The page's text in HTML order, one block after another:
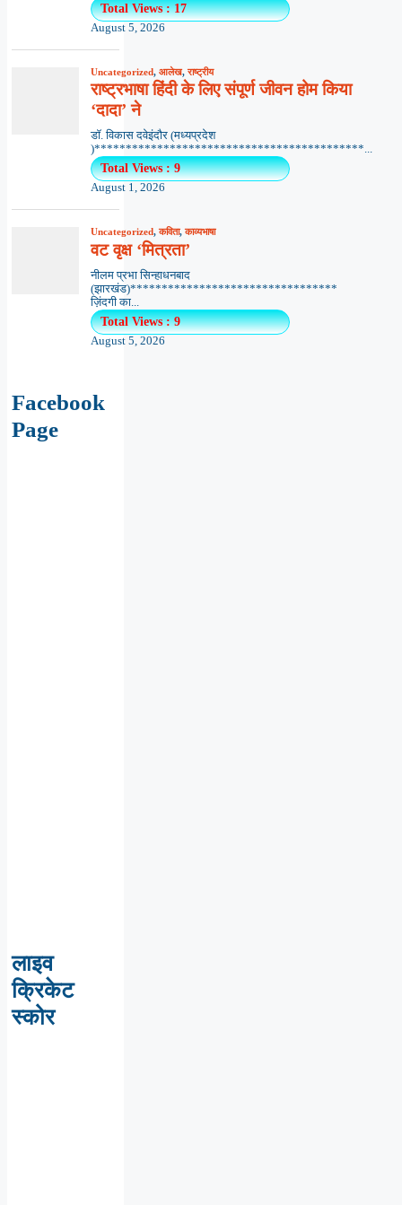
Total Views : 17
August 5, 2026
Uncategorized, आलेख,राष्ट्रीय
राष्ट्रभाषा हिंदी के लिए संपूर्ण जीवन होम किया
‘दादा’ ने
डॉ. विकास दवेइंदौर (मध्यप्रदेश
)*******************************************...
Total Views : 9
August 1, 2026
Uncategorized,कविता,काव्यभाषा
वट वृक्ष ‘मित्रता’
नीलम प्रभा सिन्हाधनबाद
(झारखंड)*********************************
ज़िंदगी का...
Total Views : 9
August 5, 2026
Facebook
Page
लाइव
क्रिकेट
स्कोर